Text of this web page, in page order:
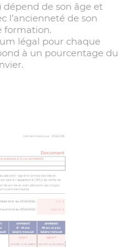
dépend de son âge et
l’ancienneté de son
formation.
légal pour chaque
à un pourcentage du